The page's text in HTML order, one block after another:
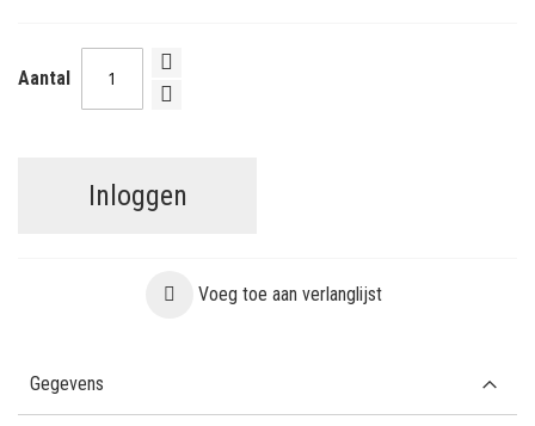
Aantal
Inloggen
Voeg toe aan verlanglijst
Gegevens